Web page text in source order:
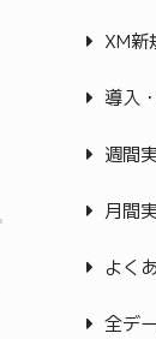
XM新
導入
週間
月間
よく
全デ